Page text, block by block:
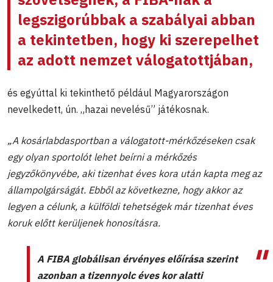
legszigorúbbak a szabályai abban
a tekintetben, hogy ki szerepelhet
az adott nemzet válogatottjában,
és egyúttal ki tekinthető például Magyarországon
nevelkedett, ún. „hazai nevelésű” játékosnak.
„A kosárlabdasportban a válogatott-mérkőzéseken csak
egy olyan sportolót lehet beírni a mérkőzés
jegyzőkönyvébe, aki tizenhat éves kora után kapta meg az
állampolgárságát. Ebből az következne, hogy akkor az
legyen a célunk, a külföldi tehetségek már tizenhat éves
koruk előtt kerüljenek honosításra.
A FIBA globálisan érvényes előírása szerint
azonban a tizennyolc éves kor alatti